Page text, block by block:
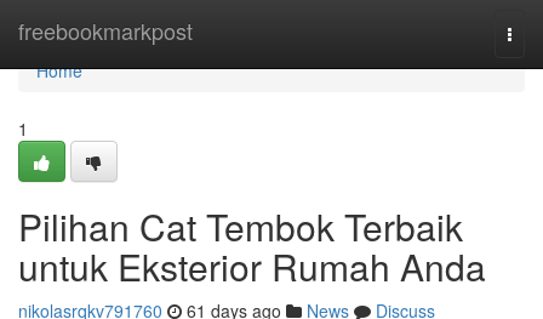
freebookmarkpost
Home
Home
1
Pilihan Cat Tembok Terbaik
untuk Eksterior Rumah Anda
nikolasrqkv791760 61 days ago News
Discuss